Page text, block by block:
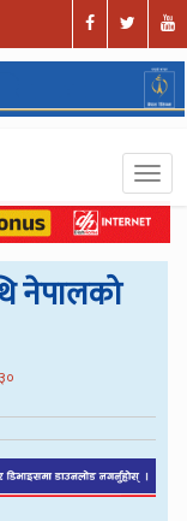
नेपालको